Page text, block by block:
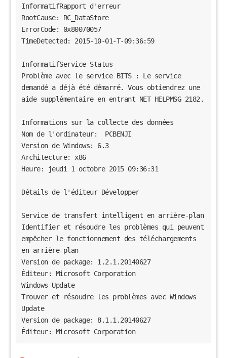
InformatifRapport d'erreur
RootCause: RC_DataStore
ErrorCode: 0x80070057
TimeDetected: 2015-10-01-T-09:36:59
InformatifService Status
Problème avec le service BITS : Le service
demandé a déjà été démarré. Vous obtiendrez une
Informations sur la collecte des données
Nom de l'ordinateur:  PCBENJI
Version de Windows: 6.3
Architecture: x86
Heure: jeudi 1 octobre 2015 09:36:31
Détails de l'éditeur Développer
Service de transfert intelligent en arrière-plan
Identifier et résoudre les problèmes qui peuvent
empêcher le fonctionnement des téléchargements
en arrière-plan
Version de package: 1.2.1.20140627
Éditeur: Microsoft Corporation
Windows Update
Trouver et résoudre les problèmes avec Windows
Update
Version de package: 8.1.1.20140627
Éditeur: Microsoft Corporation